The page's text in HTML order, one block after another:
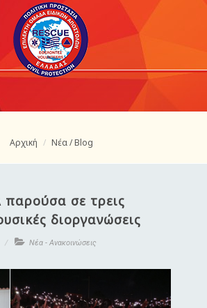
Αρχική Νέα / Blog
σε τρεις
διοργανώσεις
Νέα - Ανακοινώσεις